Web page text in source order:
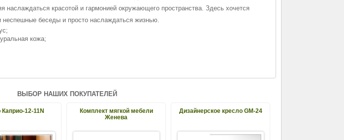
наслаждаться красотой и гармонией окружающего пространства. Здесь хочется
беседы и просто наслаждаться жизнью.
кожа;
ВЫБОР НАШИХ ПОКУПАТЕЛЕЙ
Каприо-12-11N
Комплект мягкой мебели
Женева
Дизайнерское кресло GM-24